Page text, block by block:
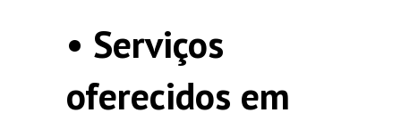
• Serviços
oferecidos em